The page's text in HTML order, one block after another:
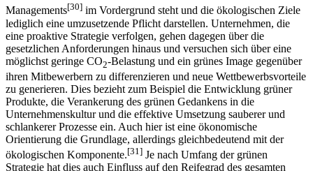
orientieren und nur das Notwendigste zu tun. Dies impliziert, dass
immer noch der ökonomische Nutzen im Sinne eines Öko-Kosten-
Managements [30]im Vordergrund steht und die ökologischen Ziele
lediglich eine umzusetzende Pflicht darstellen. Unternehmen, die
eine proaktive Strategie verfolgen, gehen dagegen über die
gesetzlichen Anforderungen hinaus und versuchen sich über eine
möglichst geringe CO2-Belastung und ein grünes Image gegenüber
ihren Mitbewerbern zu differenzieren und neue Wettbewerbsvorteile
zu generieren. Dies bezieht zum Beispiel die Entwicklung grüner
Produkte, die Verankerung des grünen Gedankens in die
Unternehmenskultur und die effektive Umsetzung sauberer und
schlankerer Prozesse ein. Auch hier ist eine ökonomische
Orientierung die Grundlage, allerdings gleichbedeutend mit der